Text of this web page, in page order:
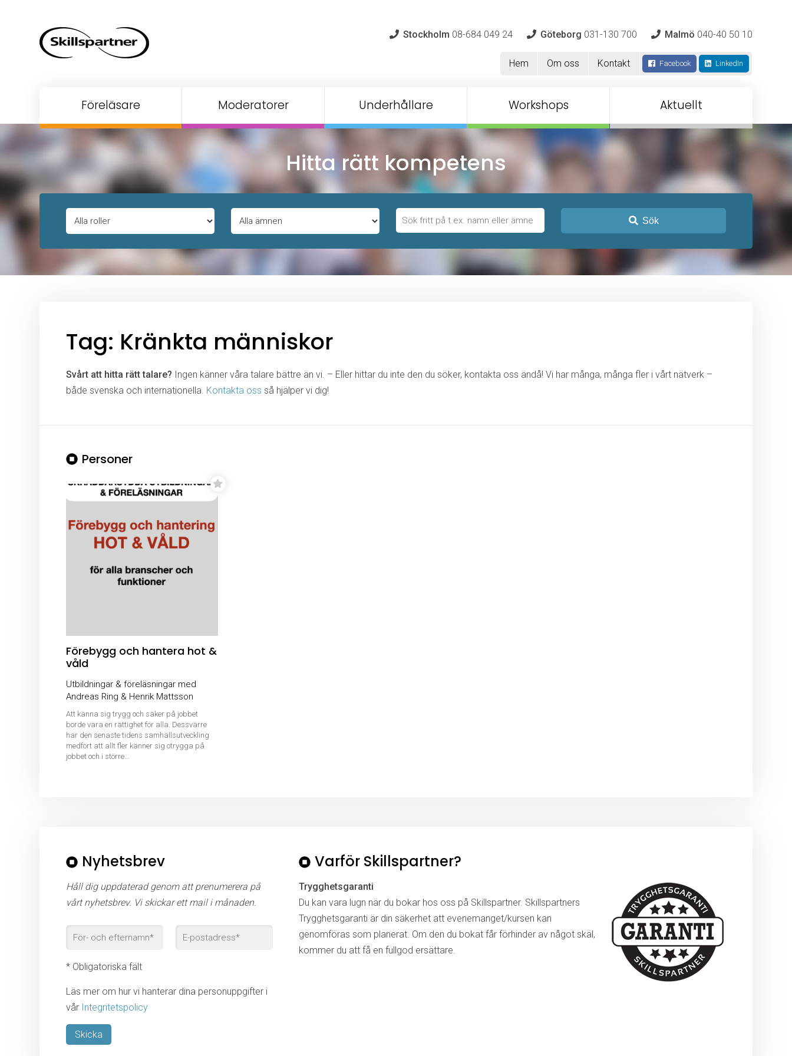
Stockholm 08-684 049 24 Göteborg 031-130 700 Malmö 040-40 50 10
Hem Om oss Kontakt Facebook LinkedIn
Föreläsare Moderatorer Underhållare Workshops Aktuellt
Hitta rätt kompetens
Sök
Tag: Kränkta människor
Svårt att hitta rätt talare? Ingen känner våra talare bättre än vi. – Eller hittar du inte den du söker, kontakta oss ändå! Vi har många, många fler i vårt nätverk –
både svenska och internationella. Kontakta oss så hjälper vi dig!
Personer
Förebygg och hantera hot &
våld
Utbildningar & föreläsningar med
Andreas Ring & Henrik Mattsson
Att känna sig trygg och säker på jobbet
borde vara en rättighet för alla. Dessvärre
har den senaste tidens samhällsutveckling
medfört att allt fler känner sig otrygga på
jobbet och i större...
Nyhetsbrev
Håll dig uppdaterad genom att prenumerera på
vårt nyhetsbrev. Vi skickar ett mail i månaden.
* Obligatoriska fält
Läs mer om hur vi hanterar dina personuppgifter i
vår Integritetspolicy
Varför Skillspartner?
Trygghetsgaranti
Du kan vara lugn när du bokar hos oss på Skillspartner. Skillspartners
Trygghetsgaranti är din säkerhet att evenemanget/kursen kan
genomföras som planerat. Om den du bokat får förhinder av något skäl,
kommer du att få en fullgod ersättare.